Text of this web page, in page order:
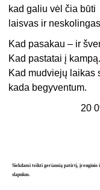
Siekdami teikti geriausią patirtį, įrenginio
slapukus.
kad galiu vėl čia būti
laisvas ir
Kad pasakau – ir
Kad pastatai į kampą.
Kad mudviejų laikas
kada begyventum.
20